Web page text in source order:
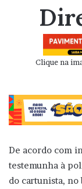
Clique na
De acordo com
testemunha à
do cartunista, no